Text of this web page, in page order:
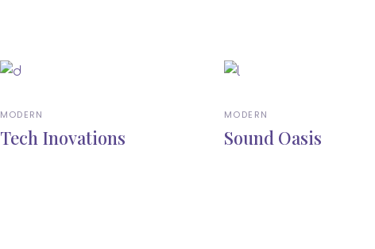
MODERN
Tech Inovations
MODERN
Sound Oasis